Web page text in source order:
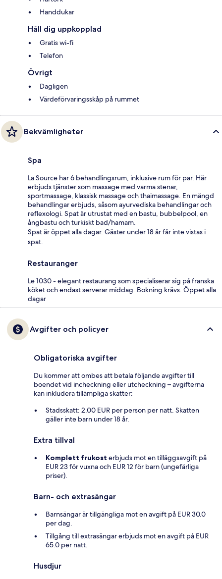
Handdukar
Håll dig uppkopplad
Gratis wi-fi
Telefon
Övrigt
Dagligen
Värdeförvaringsskåp på rummet
Bekvämligheter
Spa
La Source har 6 behandlingsrum, inklusive rum för par. Här
erbjuds tjänster som massage med varma stenar,
sportmassage, klassisk massage och thaimassage. En mängd
behandlingar erbjuds, såsom ayurvediska behandlingar och
reflexologi. Spat är utrustat med en bastu, bubbelpool, en
ångbastu och turkiskt bad/hamam.
Spat är öppet alla dagar. Gäster under 18 år får inte vistas i
spat.
Restauranger
Le 1030 - elegant restaurang som specialiserar sig på franska
köket och endast serverar middag. Bokning krävs. Öppet alla
dagar
Avgifter och policyer
Obligatoriska avgifter
Du kommer att ombes att betala följande avgifter till
boendet vid incheckning eller utcheckning – avgifterna
kan inkludera tillämpliga skatter:
Stadsskatt: 2.00 EUR per person per natt. Skatten
gäller inte barn under 18 år.
Extra tillval
Komplett frukost erbjuds mot en tilläggsavgift på
EUR 23 för vuxna och EUR 12 för barn (ungefärliga
priser).
Barn- och extrasängar
Barnsängar är tillgängliga mot en avgift på EUR 30.0
per dag.
Tillgång till extrasängar erbjuds mot en avgift på EUR
65.0 per natt.
Husdjur